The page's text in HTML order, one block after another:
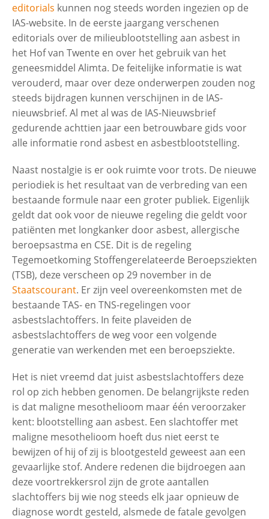
editorials kunnen nog steeds worden ingezien op de
IAS-website. In de eerste jaargang verschenen
editorials over de milieublootstelling aan asbest in
het Hof van Twente en over het gebruik van het
geneesmiddel Alimta. De feitelijke informatie is wat
verouderd, maar over deze onderwerpen zouden nog
steeds bijdragen kunnen verschijnen in de IAS-
nieuwsbrief. Al met al was de IAS-Nieuwsbrief
gedurende achttien jaar een betrouwbare gids voor
alle informatie rond asbest en asbestblootstelling.
Naast nostalgie is er ook ruimte voor trots. De nieuwe
periodiek is het resultaat van de verbreding van een
bestaande formule naar een groter publiek. Eigenlijk
geldt dat ook voor de nieuwe regeling die geldt voor
patiënten met longkanker door asbest, allergische
beroepsastma en CSE. Dit is de regeling
Tegemoetkoming Stoffengerelateerde Beroepsziekten
(TSB), deze verscheen op 29 november in de
Staatscourant. Er zijn veel overeenkomsten met de
bestaande TAS- en TNS-regelingen voor
asbestslachtoffers. In feite plaveiden de
asbestslachtoffers de weg voor een volgende
generatie van werkenden met een beroepsziekte.
Het is niet vreemd dat juist asbestslachtoffers deze
rol op zich hebben genomen. De belangrijkste reden
is dat maligne mesothelioom maar één veroorzaker
kent: blootstelling aan asbest. Een slachtoffer met
maligne mesothelioom hoeft dus niet eerst te
bewijzen of hij of zij is blootgesteld geweest aan een
gevaarlijke stof. Andere redenen die bijdroegen aan
deze voortrekkersrol zijn de grote aantallen
slachtoffers bij wie nog steeds elk jaar opnieuw de
diagnose wordt gesteld, alsmede de fatale gevolgen